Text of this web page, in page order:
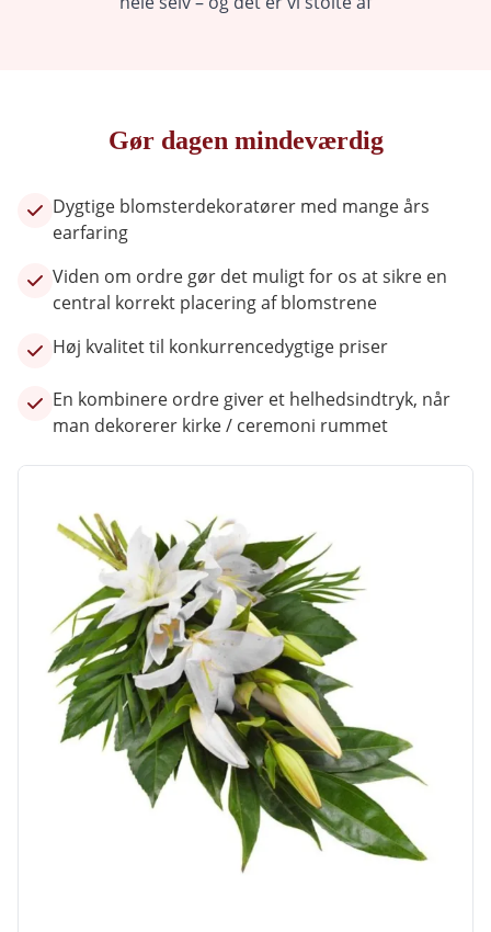
Gør dagen mindeværdig
Dygtige blomsterdekoratører med mange års
earfaring
Viden om ordre gør det muligt for os at sikre en
central korrekt placering af blomstrene
Høj kvalitet til konkurrencedygtige priser
En kombinere ordre giver et helhedsindtryk, når
man dekorerer kirke / ceremoni rummet